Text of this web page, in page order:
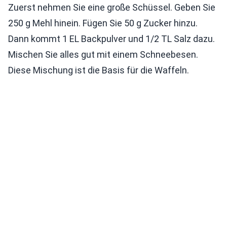
Zuerst nehmen Sie eine große Schüssel. Geben Sie
250 g Mehl hinein. Fügen Sie 50 g Zucker hinzu.
Dann kommt 1 EL Backpulver und 1/2 TL Salz dazu.
Mischen Sie alles gut mit einem Schneebesen.
Diese Mischung ist die Basis für die Waffeln.